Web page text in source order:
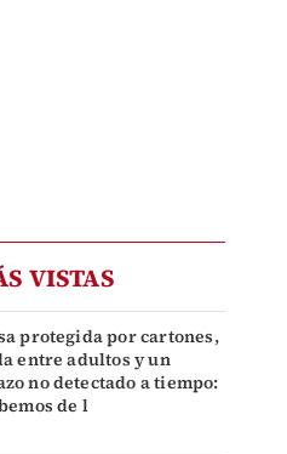
VISTAS
protegida por cartones,
entre adultos y un
no detectado a tiempo:
de l